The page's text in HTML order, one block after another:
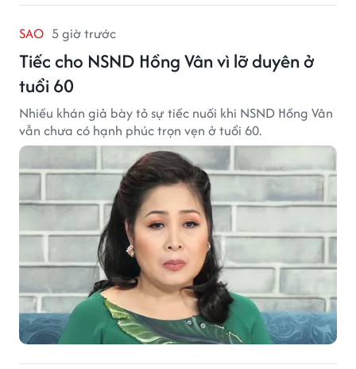
SAO 5 giờ trước
Tiếc cho NSND Hồng Vân vì lỡ duyên ở
tuổi 60
Nhiều khán giả bày tỏ sự tiếc nuối khi NSND Hồng Vân
vẫn chưa có hạnh phúc trọn vẹn ở tuổi 60.